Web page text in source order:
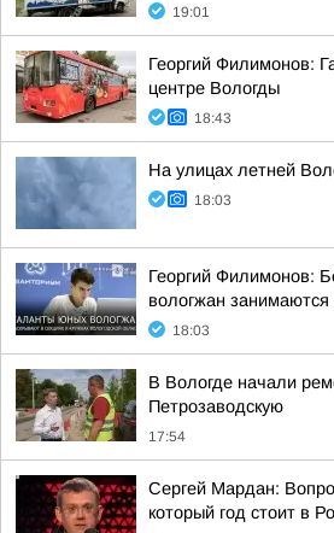
19:01
Георгий Филимонов:
центре Вологды
18:43
На улицах летней
18:03
Георгий Филимонов:
вологжан занимаются
18:03
В Вологде начали
Петрозаводскую
17:54
Сергей Мардан:
который год стоит в